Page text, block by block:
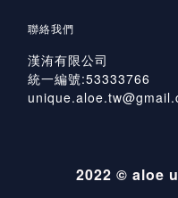
聯絡我們
漢洧有限公司
統一編號:53333766
2022 © aloe